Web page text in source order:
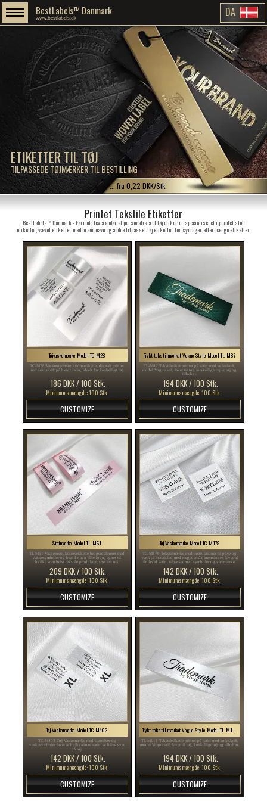
ETIKETTER TIL TØJ
TILPASSEDE TØJMÆRKER TIL BESTILLING
BestLabels™ Danmark
www.bestlabels.dk DA
... fra 0,22 DKK/Stk.
Printet Tekstile Etiketter
BestLabels™ Danmark - Førende leverandør af personaliseret tøj etiketter specialiseret i printet stof
etiketter, vævet etiketter med brand navn og andre tilpasset tøj etiketter for syninger eller hænge etiketter.
Tøjvaskemærke Model TC-M28
TC-M28 Vasketøjsinstruktionsetikette, digitalt printet
med sort skrift på hvidt satin, ideelt for forskelligt tøj.
186 DKK / 100 Stk.
Minimumsmængde: 100 Stk.
CUSTOMIZE
Trykt tekstilmærkat Vogue Style Model TL-M87
TL-M87 Tekstiletiket printet på satin med sølvskrift,
model Vogue stil, lavet til tøj, forskellige typer tøj og
tilbehør.
194 DKK / 100 Stk.
Minimumsmængde: 100 Stk.
CUSTOMIZE
Stofmærke Model TL-M61
TL-M61 Vaskeinstruktionsetikette brugerdefineret med
vaskesymboler og brand navn eller logo, egnet til
hvilke som helst tekstile produkter, specielt tøj.
209 DKK / 100 Stk.
Minimumsmængde: 100 Stk.
CUSTOMIZE
Tøj Vaskemærke Model TC-M179
TC-M179 Tekstilmærke med instruktioner til pleje og
vask af materialet, med meget små dimensioner, lavet af
fin hvid satin, tilpasset med symboler og varemærke.
142 DKK / 100 Stk.
Minimumsmængde: 100 Stk.
CUSTOMIZE
Tøj Vaskemærke Model TC-M403
TC-M403 Tøj Vaskemærke med størrelser og
vaskesymboler lavet af højkvalitets satin, at blive syet
på tøj.
142 DKK / 100 Stk.
Minimumsmængde: 100 Stk.
CUSTOMIZE
Trykt tekstil mærkat Vogue Style Model TL-M111
TL-M111 Tekstiletikette printet på satin med sølvskrift,
model Vogue stil, lavet til tøj, forskelligt tøj og tilbehør.
194 DKK / 100 Stk.
Minimumsmængde: 100 Stk.
CUSTOMIZE